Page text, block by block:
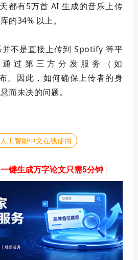
都有5万首 AI 生成的音乐上传
的34% 以上。
不是直接上传到 Spotify 等平
过第三方分发服务（如
。因此，如何确保上传者的身
而未决的问题。
工智能中文在线使用
键生成万字论文只需5分钟